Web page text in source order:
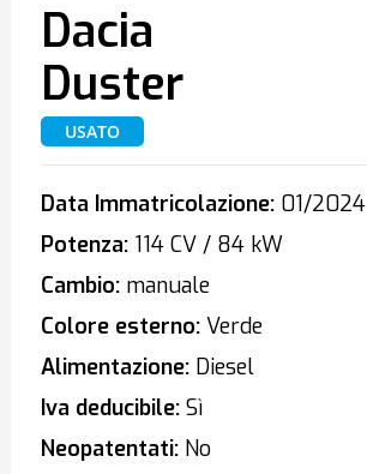
Dacia
Duster
USATO
Data Immatricolazione:01/2024
Potenza:114 CV / 84 kW
Cambio:manuale
Colore esterno:Verde
Alimentazione:Diesel
Iva deducibile:Sì
Neopatentati:No